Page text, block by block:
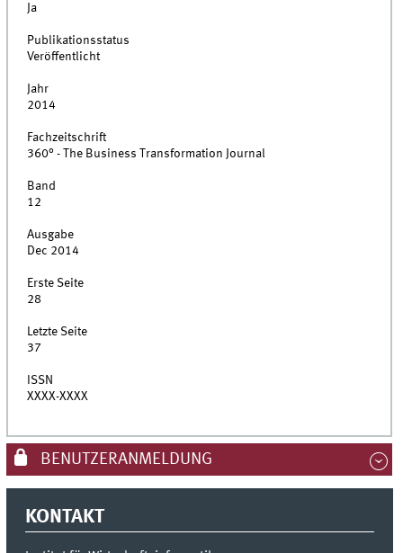
Ja
Publikationsstatus
Veröffentlicht
Jahr
2014
Fachzeitschrift
360° - The Business Transformation Journal
Band
12
Ausgabe
Dec 2014
Erste Seite
28
Letzte Seite
37
ISSN
XXXX-XXXX
BENUTZERANMELDUNG
KONTAKT